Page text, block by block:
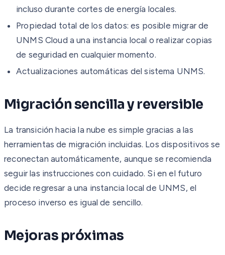
incluso durante cortes de energía locales.
Propiedad total de los datos: es posible migrar de
UNMS Cloud a una instancia local o realizar copias
de seguridad en cualquier momento.
Actualizaciones automáticas del sistema UNMS.
Migración sencilla y reversible
La transición hacia la nube es simple gracias a las
herramientas de migración incluidas. Los dispositivos se
reconectan automáticamente, aunque se recomienda
seguir las instrucciones con cuidado. Si en el futuro
decide regresar a una instancia local de UNMS, el
proceso inverso es igual de sencillo.
Mejoras próximas